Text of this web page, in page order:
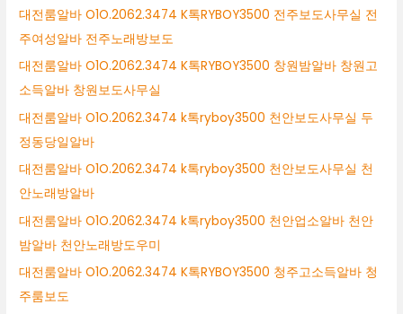
대전룸알바 O1O.2062.3474 K톡RYBOY3500 전주보도사무실 전
주여성알바 전주노래방보도
대전룸알바 O1O.2062.3474 K톡RYBOY3500 창원밤알바 창원고
소득알바 창원보도사무실
대전룸알바 O1O.2062.3474 k톡ryboy3500 천안보도사무실 두
정동당일알바
대전룸알바 O1O.2062.3474 k톡ryboy3500 천안보도사무실 천
안노래방알바
대전룸알바 O1O.2062.3474 k톡ryboy3500 천안업소알바 천안
밤알바 천안노래방도우미
대전룸알바 O1O.2062.3474 K톡RYBOY3500 청주고소득알바 청
주룸보도